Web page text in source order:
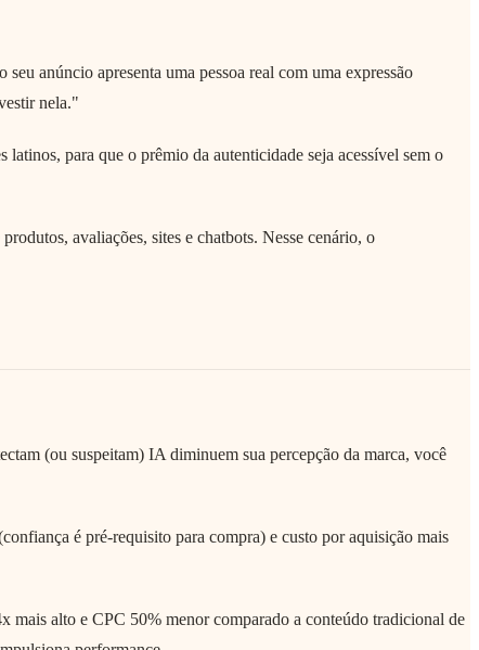
anúncio apresenta uma pessoa real com uma expressão
nela."
para que o prêmio da autenticidade seja acessível sem o
avaliações, sites e chatbots. Nesse cenário, o
(ou suspeitam) IA diminuem sua percepção da marca, você
é pré-requisito para compra) e custo por aquisição mais
mais alto e CPC 50% menor comparado a conteúdo tradicional de